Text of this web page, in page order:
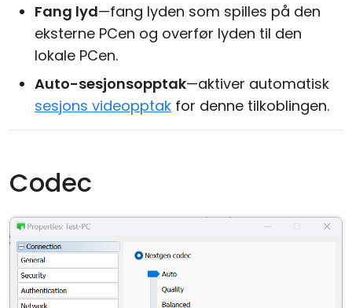
Fang lyd—fang lyden som spilles på den
eksterne PCen og overfør lyden til den
lokale PCen.
Auto-sesjonsopptak—aktiver automatisk
sesjons videopptak for denne tilkoblingen.
Codec